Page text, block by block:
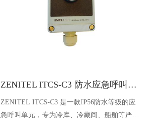
ZENITEL ITCS-C3 防水应急呼叫单元 冷库船舶专用呼叫设备
ZENITEL ITCS-C3 是一款IP56防水等级的应
急呼叫单元，专为冷库、冷藏间、船舶等严苛